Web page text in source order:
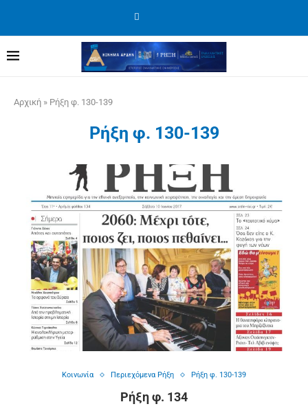
Αρχική » Ρήξη φ. 130-139
Ρήξη φ. 130-139
Κοινωνία Περιεχόμενα Ρήξη Ρήξη φ. 130-139
Ρήξη φ. 134